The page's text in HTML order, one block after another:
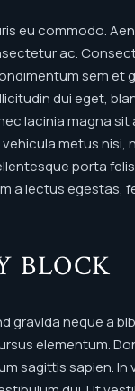
eu commodo.
ac.
sem et
dui eget,
lacinia magna
metus nisi,
porta
a lectus egestas,
BLOCK
gravida neque a
elementum.
sagittis sapien. In